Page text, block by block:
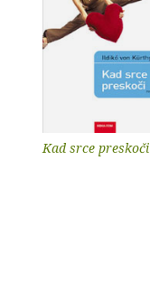
Kad srce preskoči